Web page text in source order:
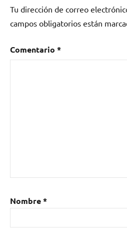
Tu dirección de correo
campos obligatorios están
Comentario *
Nombre*